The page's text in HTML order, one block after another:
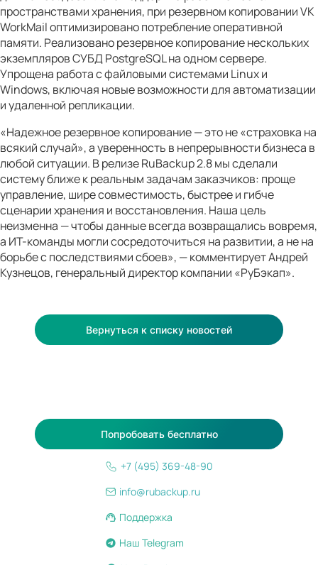
пространствами хранения, при резервном копировании VK
WorkMail оптимизировано потребление оперативной
памяти. Реализовано резервное копирование нескольких
экземпляров СУБД PostgreSQL на одном сервере.
Упрощена работа с файловыми системами Linux и
Windows, включая новые возможности для автоматизации
и удаленной репликации.
«Надежное резервное копирование — это не «страховка на
всякий случай», а уверенность в непрерывности бизнеса в
любой ситуации. В релизе RuBackup 2.8 мы сделали
систему ближе к реальным задачам заказчиков: проще
управление, шире совместимость, быстрее и гибче
сценарии хранения и восстановления. Наша цель
неизменна — чтобы данные всегда возвращались вовремя,
а ИТ-команды могли сосредоточиться на развитии, а не на
борьбе с последствиями сбоев», — комментирует Андрей
Кузнецов, генеральный директор компании «РуБэкап».
Вернуться к списку новостей
+7 (495) 369-48-90
info@rubackup.ru
Поддержка
Наш Telegram
Попробовать бесплатно